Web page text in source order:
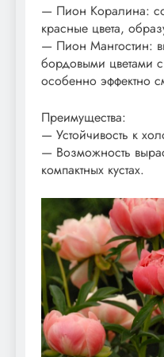
— Пион Коралина:
красные цвета,
— Пион Мангостин:
бордовыми цветами
особенно эффектно
Преимущества:
— Устойчивость к
— Возможность
компактных кустах.